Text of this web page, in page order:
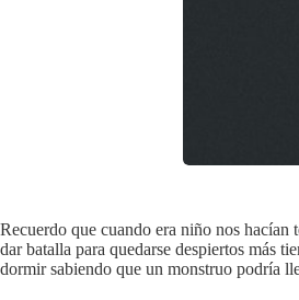
Recuerdo que cuando era niño nos
dar batalla para quedarse despiertos más
dormir sabiendo que un monstruo podría